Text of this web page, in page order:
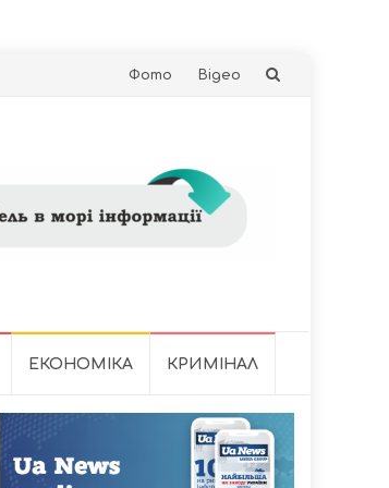
Skip
Фото Відео
ЕКОНОМІКА КРИМІНАЛ